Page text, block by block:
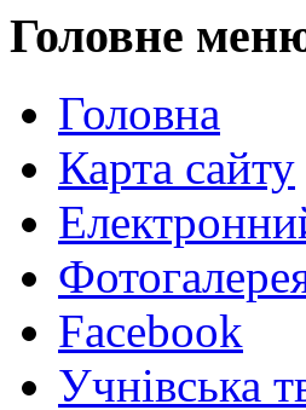
Головне
Головна
Карта сайту
Facebook
Учнівська